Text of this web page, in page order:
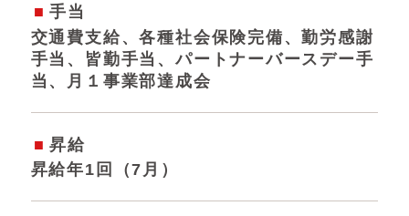
手当
交通費支給、各種社会保険完備、勤労感謝
手当、皆勤手当、パートナーバースデー手
当、月１事業部達成会
昇給
昇給年1回（7月）